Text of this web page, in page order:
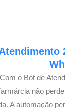
Atendimento
Com o Bot de
não
A automação